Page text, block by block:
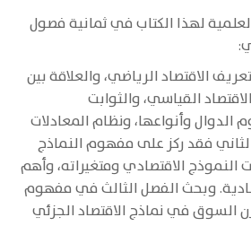
لهذا الكتاب في ثمانية فصول
الاقتصاد الرياضي، والعلاقة بين
القياسي، والثوابت
الدوال وأنواعها، ونظام المعادلات
فقد ركز على مفهوم النماذج
النموذج الاقتصادي ومتغيراته، وأهم
وبحث الفصل الثالث في مفهوم
السوق في نماذج الاقتصاد الجزئي